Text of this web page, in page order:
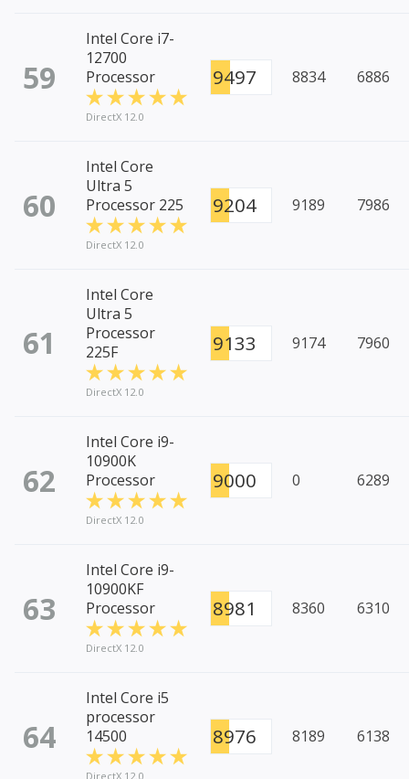
59
Intel Core i7-
12700
Processor
DirectX 12.0
9497 8834 6886
60
Intel Core
Ultra 5
Processor 225
DirectX 12.0
9204 9189 7986
61
Intel Core
Ultra 5
Processor
225F
DirectX 12.0
9133 9174 7960
62
Intel Core i9-
10900K
Processor
DirectX 12.0
9000 0 6289
63
Intel Core i9-
10900KF
Processor
DirectX 12.0
8981 8360 6310
64
Intel Core i5
processor
14500
DirectX 12.0
8976 8189 6138